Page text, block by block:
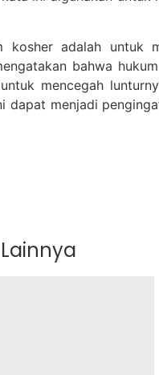
adalah untuk
bahwa
mencegah
menjadi